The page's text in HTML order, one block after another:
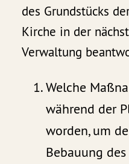
des Grundstücks
Kirche in der
Verwaltung
Welche
während der
worden, um
Bebauung